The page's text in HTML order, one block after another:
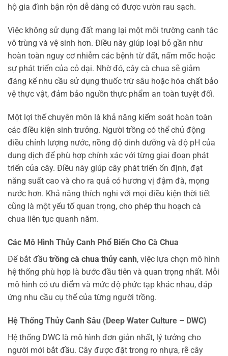
hộ gia đình bận rộn dễ dàng có được vườn rau sạch.
Việc không sử dụng đất mang lại một môi trường canh tác
vô trùng và vệ sinh hơn. Điều này giúp loại bỏ gần như
hoàn toàn nguy cơ nhiễm các bệnh từ đất, nấm mốc hoặc
sự phát triển của cỏ dại. Nhờ đó, cây cà chua sẽ giảm
đáng kể nhu cầu sử dụng thuốc trừ sâu hoặc hóa chất bảo
vệ thực vật, đảm bảo nguồn thực phẩm an toàn tuyệt đối.
Một lợi thế chuyên môn là khả năng kiểm soát hoàn toàn
các điều kiện sinh trưởng. Người trồng có thể chủ động
điều chỉnh lượng nước, nồng độ dinh dưỡng và độ pH của
dung dịch để phù hợp chính xác với từng giai đoạn phát
triển của cây. Điều này giúp cây phát triển ổn định, đạt
năng suất cao và cho ra quả có hương vị đậm đà, mọng
nước hơn. Khả năng thích nghi với mọi điều kiện thời tiết
cũng là một yếu tố quan trọng, cho phép thu hoạch cà
chua liên tục quanh năm.
Các Mô Hình Thủy Canh Phổ Biến Cho Cà Chua
Để bắt đầu trồng cà chua thủy canh, việc lựa chọn mô hình
hệ thống phù hợp là bước đầu tiên và quan trọng nhất. Mỗi
mô hình có ưu điểm và mức độ phức tạp khác nhau, đáp
ứng nhu cầu cụ thể của từng người trồng.
Hệ Thống Thủy Canh Sâu (Deep Water Culture – DWC)
Hệ thống DWC là mô hình đơn giản nhất, lý tưởng cho
người mới bắt đầu. Cây được đặt trong rọ nhựa, rễ cây